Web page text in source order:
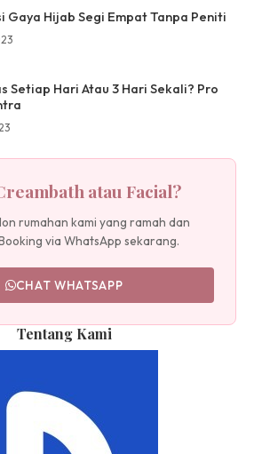
Gaya Hijab Segi Empat Tanpa Peniti
Setiap Hari Atau 3 Hari Sekali? Pro
atau Facial?
rumahan kami yang ramah dan
via WhatsApp sekarang.
CHAT WHATSAPP
Tentang Kami